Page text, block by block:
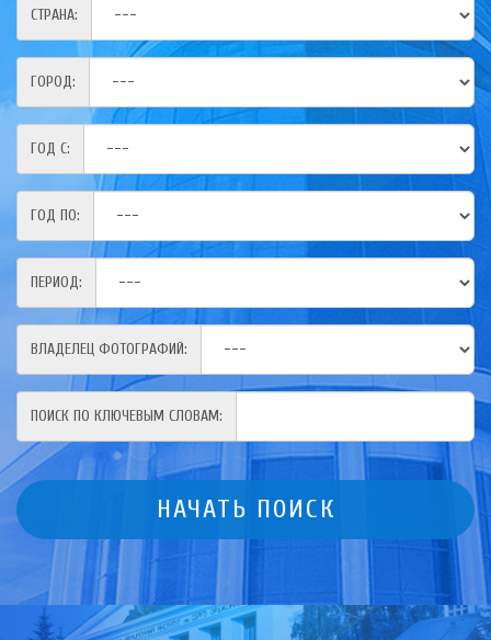
СТРАНА:
ГОРОД:
ГОД С:
ГОД ПО:
ПЕРИОД:
ВЛАДЕЛЕЦ ФОТОГРАФИЙ:
ПОИСК ПО КЛЮЧЕВЫМ СЛОВАМ: